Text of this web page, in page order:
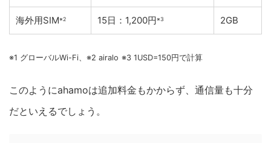
海外用SIM※2 15日：1,200円※3 2GB
※1 グローバルWi-Fi、※2 airalo ※3 1USD=150円で計算
このようにahamoは追加料金もかからず、通信量も十分
だといえるでしょう。